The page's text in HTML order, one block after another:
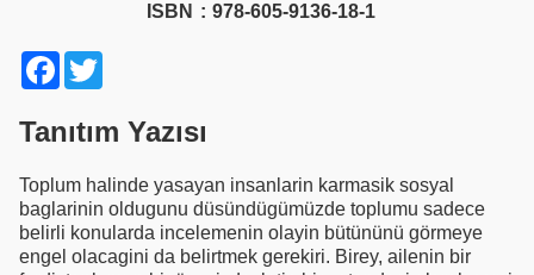
ISBN : 978-605-9136-18-1
Facebook
Tanıtım Yazısı
Toplum halinde yasayan insanlarin karmasik sosyal
baglarinin oldugunu düsündügümüzde toplumu sadece
belirli konularda incelemenin olayin bütününü görmeye
engel olacagini da belirtmek gerekiri. Birey, ailenin bir